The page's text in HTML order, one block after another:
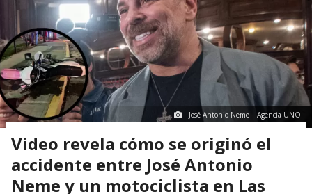
José Antonio Neme | Agencia UNO
Video revela cómo se originó el
accidente entre José Antonio
Neme y un motociclista en Las